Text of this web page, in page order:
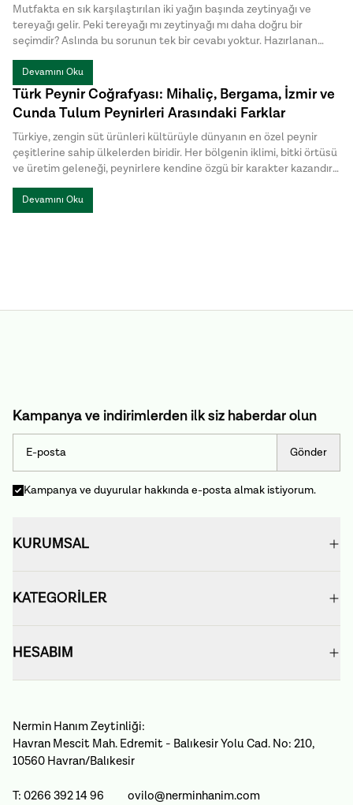
Mutfakta en sık karşılaştırılan iki yağın başında zeytinyağı ve
tereyağı gelir. Peki tereyağı mı zeytinyağı mı daha doğru bir
seçimdir? Aslında bu sorunun tek bir cevabı yoktur. Hazırlanan
yemeğin türü, istenen aroma ve pişirme yöntemi, hangi yağın
daha uygun olduğunu belirler.
Devamını Oku
Türk Peynir Coğrafyası: Mihaliç, Bergama, İzmir ve
Cunda Tulum Peynirleri Arasındaki Farklar
Türkiye, zengin süt ürünleri kültürüyle dünyanın en özel peynir
çeşitlerine sahip ülkelerden biridir. Her bölgenin iklimi, bitki örtüsü
ve üretim geleneği, peynirlere kendine özgü bir karakter kazandırır.
Türk peynirleri arasında öne çıkan Mihaliç peyniri, Bergama Tulum,
İzmir Tulum ve Cunda Tulum ise hem üretim yöntemleri hem de
lezzet profilleriyle birbirinden ayrılır.
Devamını Oku
Kampanya ve indirimlerden ilk siz haberdar olun
Gönder
Kampanya ve duyurular hakkında e-posta almak istiyorum.
KURUMSAL
KATEGORİLER
HESABIM
Nermin Hanım Zeytinliği:
Havran Mescit Mah. Edremit - Balıkesir Yolu Cad. No: 210,
10560 Havran/Balıkesir
T: 0266 392 14 96 ovilo@nerminhanim.com